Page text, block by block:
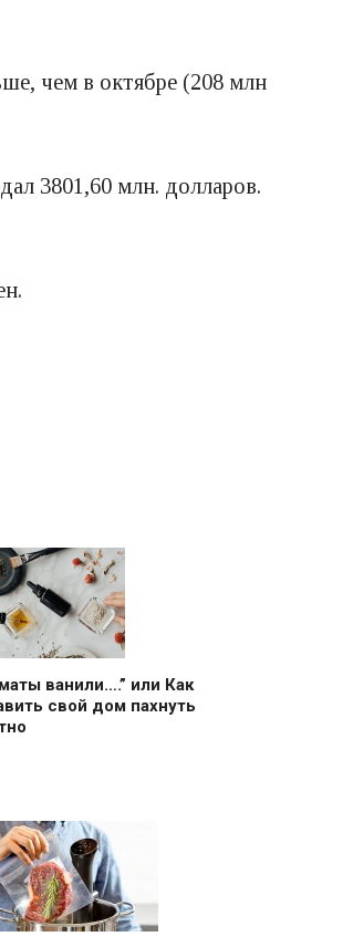
чем в октябре (208 млн
3801,60 млн. долларов.
ванили….” или Как
свой дом пахнуть